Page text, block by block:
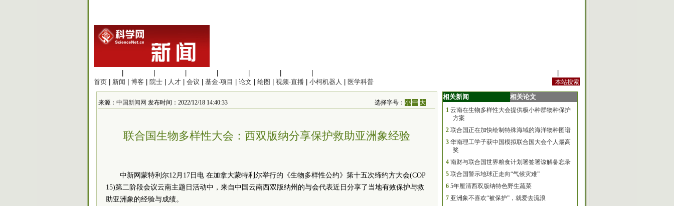
首页
新闻 博客 院士 人才 会议 基金·项目 论文 绘图 视频·直播 小柯机器人 医学科普
来源： 中国新闻网 发布时间：2022/12/18 14:40:33 选择字号：小 中 大
联合国生物多样性大会：西双版纳分享保护救助亚洲象经验
中新网蒙特利尔12月17日电 在加拿大蒙特利尔举行的《生物多样性公约》第十五次缔约方大会(COP
15)第二阶段会议云南主题日活动中，来自中国云南西双版纳州的与会代表近日分享了当地有效保护与救
助亚洲象的经验与成绩。
相关新闻 相关论文
1 云南在生物多样性大会提供极小种群物种保护
方案
2 联合国正在加快绘制特殊海域的海洋物种图谱
3 华南理工学子获中国模拟联合国大会个人最高
奖
4 南财与联合国世界粮食计划署签署谅解备忘录
5 联合国警示地球正走向“气候灾难”
6 5年厘清西双版纳特色野生蔬菜
7 亚洲象不喜欢“被保护”，就爱去流浪